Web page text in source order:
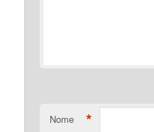
Nome *